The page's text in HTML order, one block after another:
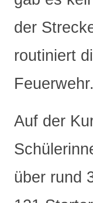
der
routiniert
Feuerwehr.
Auf der
über rund